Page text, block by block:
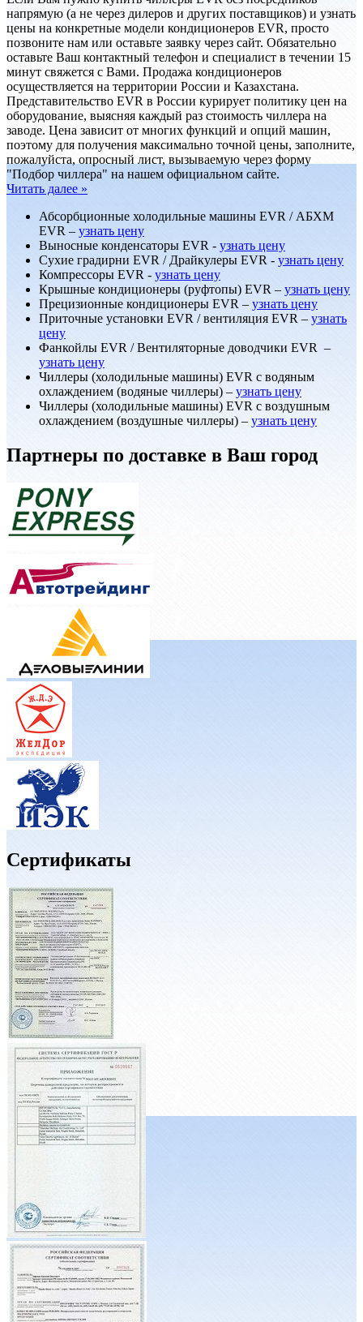
напрямую (а не через дилеров и других поставщиков) и узнать
цены на конкретные модели кондиционеров EVR, просто
позвоните нам или оставьте заявку через сайт. Обязательно
оставьте Ваш контактный телефон и специалист в течении 15
минут свяжется с Вами. Продажа кондиционеров
осуществляется на территории России и Казахстана.
Представительство EVR в России курирует политику цен на
оборудование, выясняя каждый раз стоимость чиллера на
заводе. Цена зависит от многих функций и опций машин,
поэтому для получения максимально точной цены, заполните,
пожалуйста, опросный лист, вызываемую через форму
"Подбор чиллера" на нашем официальном сайте.
Читать далее »
Абсорбционные холодильные машины EVR / АБХМ
EVR –узнать цену
Выносные конденсаторы EVR - узнать цену
Сухие градирни EVR / Драйкулеры EVR - узнать цену
Компрессоры EVR - узнать цену
Крышные кондиционеры (руфтопы) EVR –узнать цену
Прецизионные кондиционеры EVR –узнать цену
Приточные установки EVR / вентиляция EVR –узнать
цену
Фанкойлы EVR / Вентиляторные доводчики EVR –
узнать цену
Чиллеры (холодильные машины) EVR с водяным
охлаждением (водяные чиллеры) –узнать цену
Чиллеры (холодильные машины) EVR с воздушным
охлаждением (воздушные чиллеры) –узнать цену
Партнеры по доставке в Ваш город
Сертификаты